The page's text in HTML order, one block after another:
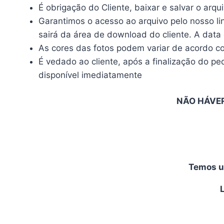
É obrigação do Cliente, baixar e salvar o
Garantimos o acesso ao arquivo pelo nosso
sairá da área de download do cliente. A
As cores das fotos podem variar de acordo
É vedado ao cliente, após a finalização do
disponível imediatamente
NÃO
Temos